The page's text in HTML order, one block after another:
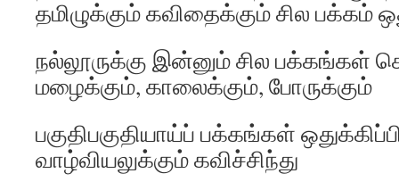
தமிழுக்கும் கவிதைக்கும் சில பக்கம்
நல்லூருக்கு இன்னும் சில பக்கங்கள்
மழைக்கும், காலைக்கும், போருக்கும்
பகுதிபகுதியாய்ப் பக்கங்கள்
வாழ்வியலுக்கும் கவிச்சிந்து